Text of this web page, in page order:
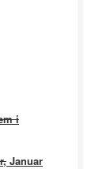
i
Januar